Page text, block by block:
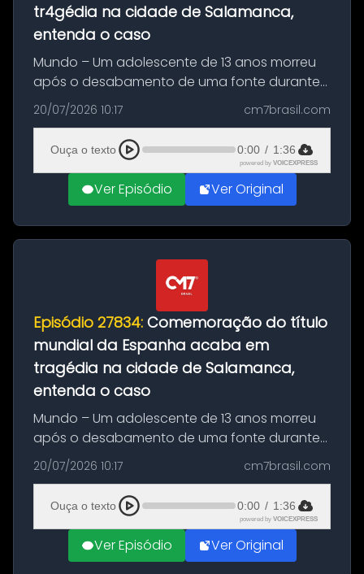
tr4gédia na cidade de Salamanca,
entenda o caso
Mundo – Um adolescente de 13 anos morreu
após o desabamento de uma fonte durante
as comemorações pelo título da Copa do
Mundo conquistado pela Espanha, em
Ciudad Rodrigo, na província de Salamanca,
no...
20/07/2026 10:17 cm7brasil.com
Ouça o texto 0:00 / 1:36
powered by VOICEXPRESS
Ver Episódio Ver Original
Episódio 27834: Comemoração do título
mundial da Espanha acaba em
tragédia na cidade de Salamanca,
entenda o caso
Mundo – Um adolescente de 13 anos morreu
após o desabamento de uma fonte durante
as comemorações pelo título da Copa do
Mundo conquistado pela Espanha, em
Ciudad Rodrigo, na província de Salamanca,
no...
20/07/2026 10:17 cm7brasil.com
Ouça o texto 0:00 / 1:36
powered by VOICEXPRESS
Ver Episódio Ver Original